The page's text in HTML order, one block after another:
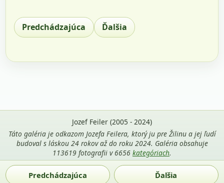
Predchádzajúca Ďalšia
Predchádzajúca Ďalšia
Jozef Feiler (2005 - 2024)
Táto galéria je odkazom Jozefa Feilera, ktorý ju pre Žilinu a jej ľudí
budoval s láskou 24 rokov až do roku 2024. Galéria obsahuje
113619 fotografii v 6656 kategóriach.
Použitie fotografií z tejto stránky je povolené len s uvedením
mena autora Jozef Feiler a odkazu na
zilina-gallery.sk